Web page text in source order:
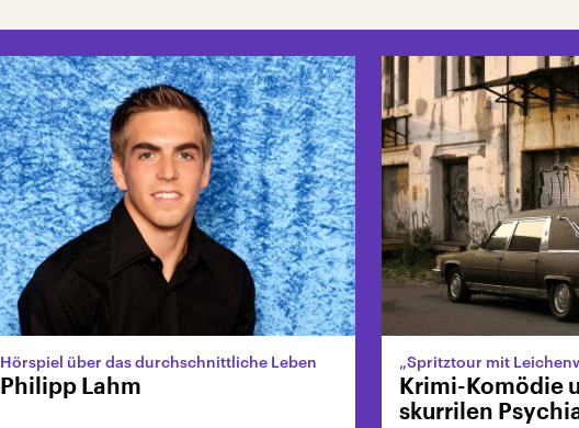
Hörspiel über das durchschnittliche Leben
Philipp Lahm
„Spritztour mit
Krimi-Komödie
skurrilen